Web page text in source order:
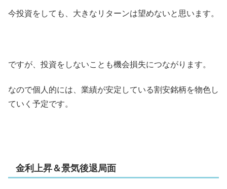
今投資をしても、大きなリターンは望めないと思います。
ですが、投資をしないことも機会損失につながります。
なので個人的には、業績が安定している割安銘柄を物色し
ていく予定です。
金利上昇＆景気後退局面